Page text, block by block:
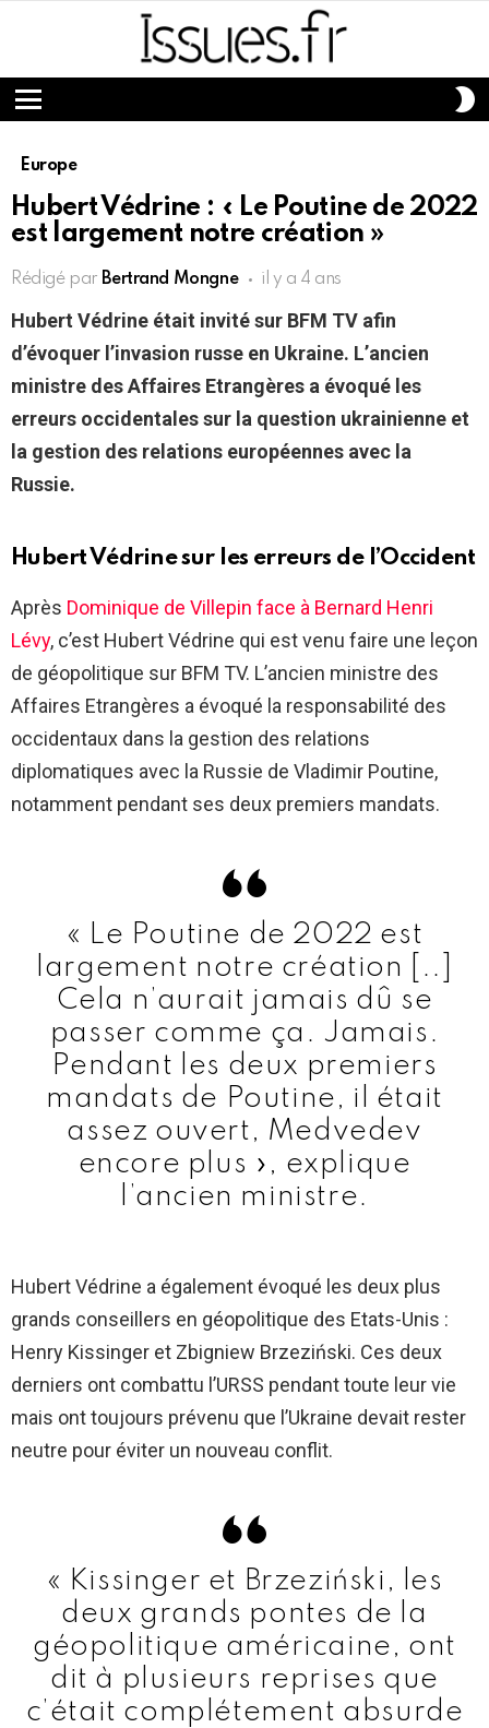
Menu
Europe
Hubert Védrine : « Le Poutine de 2022
est largement notre création »
Rédigé par Bertrand Mongne il y a 4 ans
Hubert Védrine était invité sur BFM TV afin
d’évoquer l’invasion russe en Ukraine. L’ancien
ministre des Affaires Etrangères a évoqué les
erreurs occidentales sur la question ukrainienne et
la gestion des relations européennes avec la
Russie.
Hubert Védrine sur les erreurs de l’Occident
Après Dominique de Villepin face à Bernard Henri
Lévy, c’est Hubert Védrine qui est venu faire une leçon
de géopolitique sur BFM TV. L’ancien ministre des
Affaires Etrangères a évoqué la responsabilité des
occidentaux dans la gestion des relations
diplomatiques avec la Russie de Vladimir Poutine,
notamment pendant ses deux premiers mandats.
« Le Poutine de 2022 est
largement notre création [..]
Cela n’aurait jamais dû se
passer comme ça. Jamais.
Pendant les deux premiers
mandats de Poutine, il était
assez ouvert, Medvedev
encore plus », explique
l’ancien ministre.
Hubert Védrine a également évoqué les deux plus
grands conseillers en géopolitique des Etats-Unis :
Henry Kissinger et Zbigniew Brzeziński. Ces deux
derniers ont combattu l’URSS pendant toute leur vie
mais ont toujours prévenu que l’Ukraine devait rester
neutre pour éviter un nouveau conflit.
« Kissinger et Brzeziński, les
deux grands pontes de la
géopolitique américaine, ont
dit à plusieurs reprises que
c’était complétement absurde